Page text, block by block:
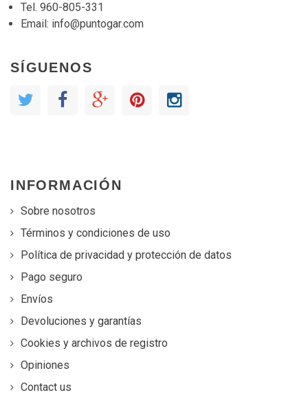
Tel. 960-805-331
Email: info@puntogar.com
SÍGUENOS
INFORMACIÓN
Sobre nosotros
Términos y condiciones de uso
Política de privacidad y protección de datos
Pago seguro
Envíos
Devoluciones y garantías
Cookies y archivos de registro
Opiniones
Contact us